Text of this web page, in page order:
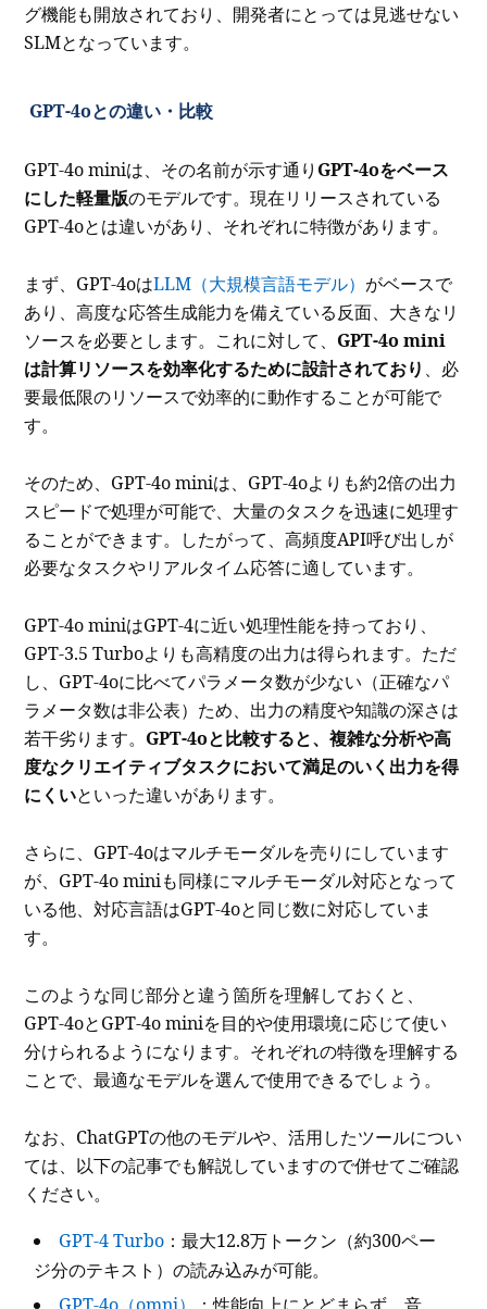
グ機能も開放されており、開発者にとっては見逃せない
SLMとなっています。
GPT-4oとの違い・比較
GPT-4o miniは、その名前が示す通り GPT-4oをベース
にした軽量版のモデルです。現在リリースされている
GPT-4oとは違いがあり、それぞれに特徴があります。
まず、GPT-4oはLLM（大規模言語モデル） がベースで
あり、高度な応答生成能力を備えている反面、大きなリ
ソースを必要とします。これに対して、 GPT-4o mini
は計算リソースを効率化するために設計されており 、必
要最低限のリソースで効率的に動作することが可能で
す。
そのため、GPT-4o miniは、GPT-4oよりも約2倍の出力
スピードで処理が可能で、大量のタスクを迅速に処理す
ることができます。したがって、高頻度API呼び出しが
必要なタスクやリアルタイム応答に適しています。
GPT-4o miniはGPT-4に近い処理性能を持っており、
GPT-3.5 Turboよりも高精度の出力は得られます。ただ
し、GPT-4oに比べてパラメータ数が少ない（正確なパ
ラメータ数は非公表）ため、出力の精度や知識の深さは
若干劣ります。 GPT-4oと比較すると、複雑な分析や高
度なクリエイティブタスクにおいて満足のいく出力を得
にくいといった違いがあります。
さらに、GPT-4oはマルチモーダルを売りにしています
が、GPT-4o miniも同様にマルチモーダル対応となって
いる他、対応言語はGPT-4oと同じ数に対応していま
す。
このような同じ部分と違う箇所を理解しておくと、
GPT-4oとGPT-4o miniを目的や使用環境に応じて使い
分けられるようになります。それぞれの特徴を理解する
ことで、最適なモデルを選んで使用できるでしょう。
なお、ChatGPTの他のモデルや、活用したツールについ
ては、以下の記事でも解説していますので併せてご確認
ください。
GPT-4 Turbo ：最大12.8万トークン（約300ペー
ジ分のテキスト）の読み込みが可能。